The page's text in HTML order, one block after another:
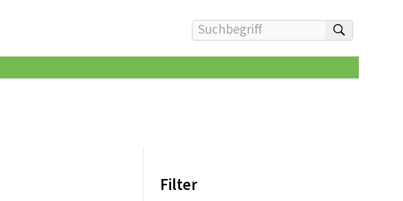
Suchbegriff(e) eingeben
Filter